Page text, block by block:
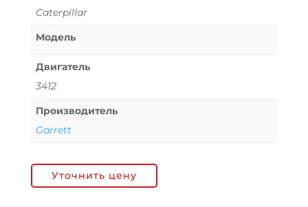
Caterpillar
Модель
Двигатель
3412
Производитель
Garrett
Уточнить цену